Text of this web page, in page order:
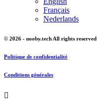
Français
Nederlands
© 2026 - nooby.tech All rights reserved
Politique de confidentialité
Conditions générales
